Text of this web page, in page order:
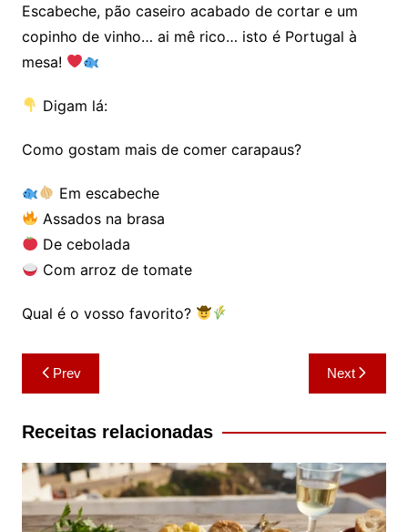
Escabeche, pão caseiro acabado de cortar e um
copinho de vinho… ai mê rico… isto é Portugal à
mesa!
Digam lá:
Como gostam mais de comer carapaus?
Em escabeche
Assados na brasa
De cebolada
Com arroz de tomate
Qual é o vosso favorito?
Navegação
de
artigos
Prev Next
Receitas relacionadas